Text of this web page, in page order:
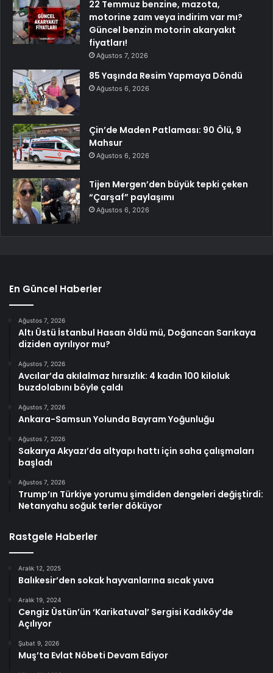
22 Temmuz benzine, mazota,
motorine zam veya indirim var mı?
Güncel benzin motorin akaryakıt
fiyatları!
Ağustos 7, 2026
85 Yaşında Resim Yapmaya Döndü
Ağustos 6, 2026
Çin’de Maden Patlaması: 90 Ölü, 9
Mahsur
Ağustos 6, 2026
Tijen Mergen’den büyük tepki çeken
“Çarşaf” paylaşımı
Ağustos 6, 2026
En Güncel Haberler
Ağustos 7, 2026
Altı Üstü İstanbul Hasan öldü mü, Doğancan Sarıkaya
diziden ayrılıyor mu?
Ağustos 7, 2026
Avcılar’da akılalmaz hırsızlık: 4 kadın 100 kiloluk
buzdolabını böyle çaldı
Ağustos 7, 2026
Ankara-Samsun Yolunda Bayram Yoğunluğu
Ağustos 7, 2026
Sakarya Akyazı’da altyapı hattı için saha çalışmaları
başladı
Ağustos 7, 2026
Trump’ın Türkiye yorumu şimdiden dengeleri değiştirdi:
Netanyahu soğuk terler döküyor
Rastgele Haberler
Aralık 12, 2025
Balıkesir’den sokak hayvanlarına sıcak yuva
Aralık 19, 2024
Cengiz Üstün’ün ‘Karikatuval’ Sergisi Kadıköy’de
Açılıyor
Şubat 9, 2026
Muş’ta Evlat Nöbeti Devam Ediyor